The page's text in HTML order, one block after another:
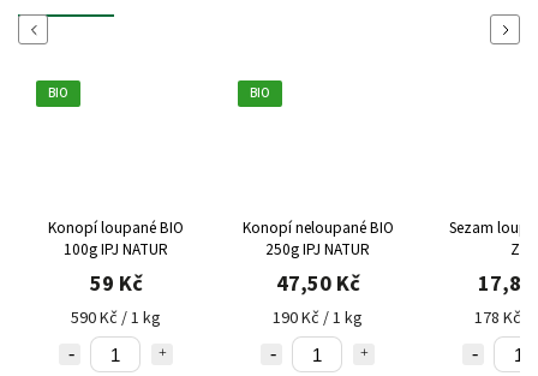
Previous
BIO
Konopí loupané BIO
100g IPJ NATUR
59 Kč
590 Kč / 1 kg
BIO
Konopí neloupané BIO
250g IPJ NATUR
47,50 Kč
190 Kč / 1 kg
Sezam
ZP
17,80
178 Kč /
Next